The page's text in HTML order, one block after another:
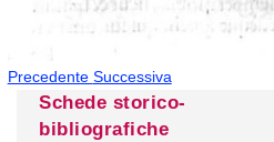
Precedente Successiva
Schede storico-
bibliografiche